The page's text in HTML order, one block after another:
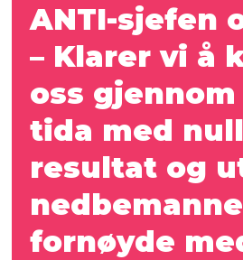
ANTI-sjefen
– Klarer vi å
oss
tida med
resultat og
fornøyde